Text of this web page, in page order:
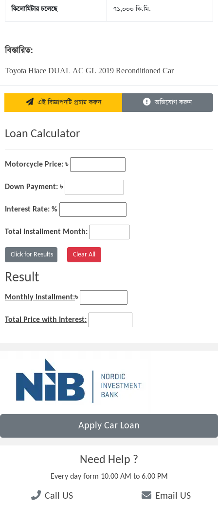
কিলোমিটার চলেছে ৭১,০০০ কি.মি.
বিস্তারিত:
Toyota Hiace DUAL AC GL 2019 Reconditioned Car
এই বিজ্ঞাপনটি প্রচার করুন অভিযোগ করুন
Loan Calculator
Motorcycle Price: ৳
Down Payment: ৳
Interest Rate: %
Total Installment Month:
Result
Monthly Installment:৳
Total Price with Interest:
Apply Car Loan
Need Help ?
Every day form 10.00 AM to 6.00 PM
Call US Email US